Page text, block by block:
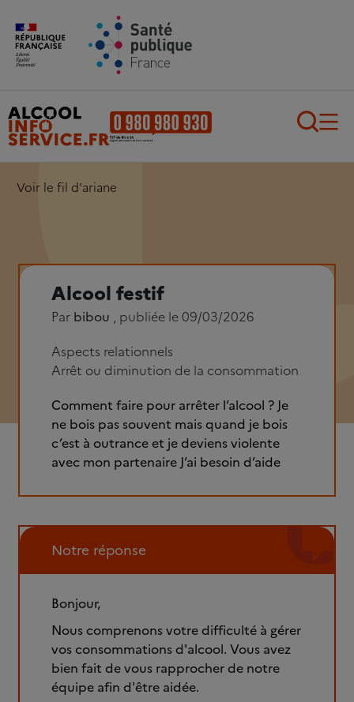
Aller au contenu principal
Voir le fil d'ariane
Alcool festif
Par bibou , publiée le 09/03/2026
Aspects relationnels
Arrêt ou diminution de la consommation
Comment faire pour arrêter l’alcool ? Je
ne bois pas souvent mais quand je bois
c’est à outrance et je deviens violente
avec mon partenaire J’ai besoin d’aide
Notre réponse
Bonjour,
Nous comprenons votre difficulté à gérer
vos consommations d'alcool. Vous avez
bien fait de vous rapprocher de notre
équipe afin d'être aidée.